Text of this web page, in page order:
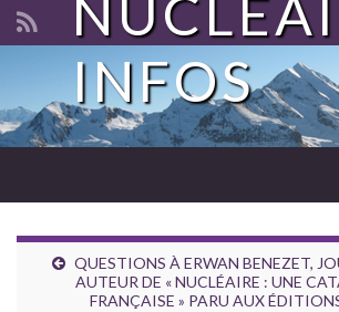
Search for:
INFOS
QUESTIONS À ERWAN BENEZET,
AUTEUR DE « NUCLÉAIRE : UNE
FRANÇAISE » PARU AUX